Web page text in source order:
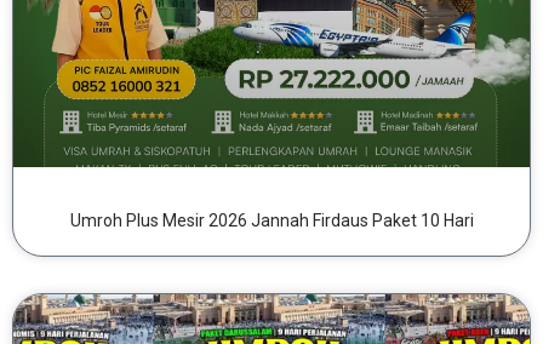
Umroh Plus Mesir 2026 Jannah Firdaus Paket 10 Hari